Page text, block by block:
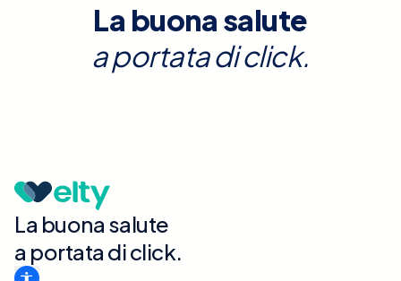
La buona salute
a portata di click.
La buona salute
a portata di click.